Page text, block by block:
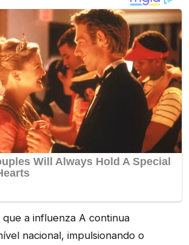
que a influenza A continua
nacional, impulsionando o